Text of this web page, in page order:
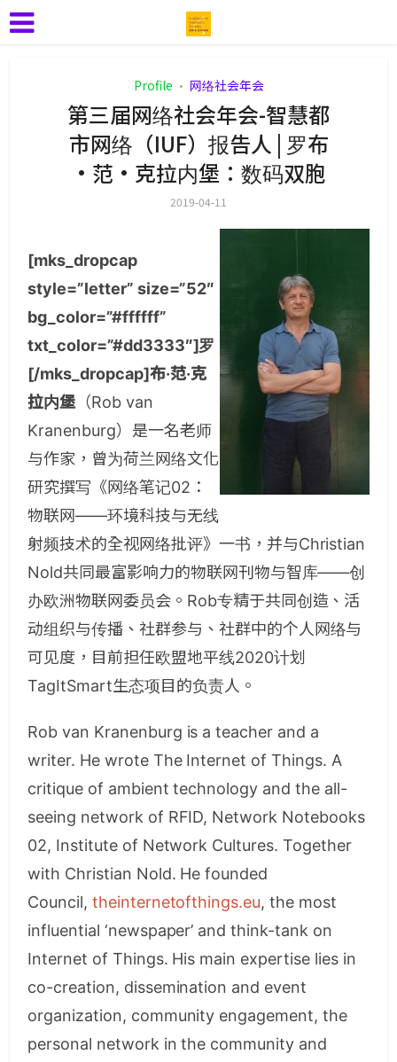
Profile • 网络社会年会
第三届网络社会年会-智慧都
市网络（IUF）报告人 | 罗布
·范·克拉内堡：数码双胞
2019-04-11
[mks_dropcap
style=”letter” size=”52″
bg_color=”#ffffff”
txt_color=”#dd3333″]罗
[/mks_dropcap]布·范·克
拉内堡 （Rob van
Kranenburg）是一名老师
与作家，曾为荷兰网络文化
研究撰写《网络笔记02：
物联网——环境科技与无线
射频技术的全视网络批评》一书，并与Christian
Nold共同最富影响力的物联网刊物与智库——创
办欧洲物联网委员会。Rob专精于共同创造、活
动组织与传播、社群参与、社群中的个人网络与
可见度，目前担任欧盟地平线2020计划
TagItSmart生态项目的负责人。
Rob van Kranenburg is a teacher and a
writer. He wrote The Internet of Things. A
critique of ambient technology and the all-
seeing network of RFID, Network Notebooks
02, Institute of Network Cultures. Together
with Christian Nold. He founded
Council, theinternetofthings.eu, the most
influential ‘newspaper’ and think-tank on
Internet of Things. His main expertise lies in
co-creation, dissemination and event
organization, community engagement, the
personal network in the community and